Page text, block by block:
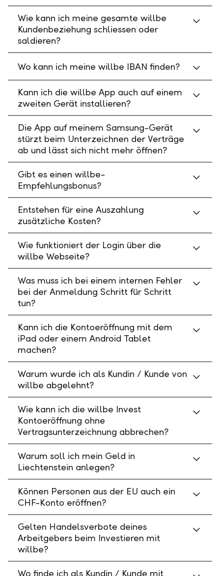
Wie kann ich meine gesamte willbe
Kundenbeziehung schliessen oder
saldieren?
Wo kann ich meine willbe IBAN finden?
Kann ich die willbe App auch auf einem
zweiten Gerät installieren?
Die App auf meinem Samsung-Gerät
stürzt beim Unterzeichnen der Verträge
ab und lässt sich nicht mehr öffnen?
Gibt es einen willbe-
Empfehlungsbonus?
Entstehen für eine Auszahlung
zusätzliche Kosten?
Wie funktioniert der Login über die
willbe Webseite?
Was muss ich bei einem internen Fehler
bei der Anmeldung Schritt für Schritt
tun?
Kann ich die Kontoeröffnung mit dem
iPad oder einem Android Tablet
machen?
Warum wurde ich als Kundin / Kunde von
willbe abgelehnt?
Wie kann ich die willbe Invest
Kontoeröffnung ohne
Vertragsunterzeichnung abbrechen?
Warum soll ich mein Geld in
Liechtenstein anlegen?
Können Personen aus der EU auch ein
CHF-Konto eröffnen?
Gelten Handelsverbote deines
Arbeitgebers beim Investieren mit
willbe?
Wo finde ich als Kundin / Kunde mit